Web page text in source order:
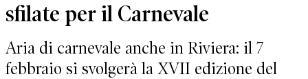
sfilate per il Carnevale
Aria di carnevale anche in Riviera: il 7
febbraio si svolgerà la XVII edizione del